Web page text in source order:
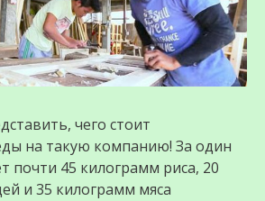
чего стоит
на такую компанию! За один
почти 45 килограмм риса, 20
и 35 килограмм мяса